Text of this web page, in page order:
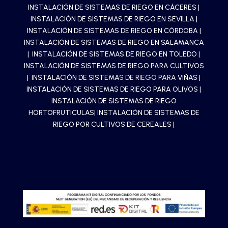
INSTALACIÓN DE SISTEMAS DE RIEGO EN CÁCERES |
INSTALACIÓN DE SISTEMAS DE RIEGO EN SEVILLA |
INSTALACIÓN DE SISTEMAS DE RIEGO EN CÓRDOBA |
INSTALACIÓN DE SISTEMAS DE RIEGO EN SALAMANCA
|INSTALACIÓN DE SISTEMAS DE RIEGO EN TOLEDO|
INSTALACIÓN DE SISTEMAS DE RIEGO PARA CULTIVOS
| INSTALACIÓN DE SISTEMAS DE RIEGO PARAVIÑAS|
INSTALACIÓN DE SISTEMAS DE RIEGO PARA OLIVOS|
INSTALACIÓN DE SISTEMAS DE RIEGO
HORTOFRUTICULAS| INSTALACIÓN DE SISTEMAS DE
RIEGO POR CULTIVOS DE CEREALES |